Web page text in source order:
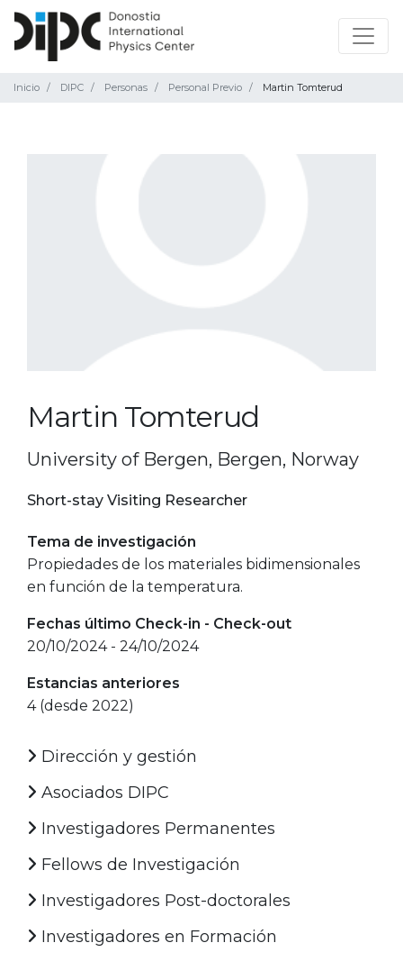
Inicio DIPC Personas Personal Previo Martin Tomterud
Martin Tomterud
University of Bergen, Bergen, Norway
Short-stay Visiting Researcher
Tema de investigación
Propiedades de los materiales bidimensionales
en función de la temperatura.
Fechas último Check-in - Check-out
20/10/2024 - 24/10/2024
Estancias anteriores
4 (desde 2022)
Dirección y gestión
Asociados DIPC
Investigadores Permanentes
Fellows de Investigación
Investigadores Post-doctorales
Investigadores en Formación